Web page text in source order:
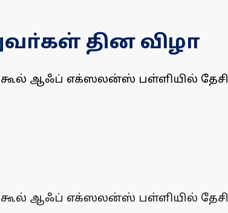
தின விழா
ஆஃப் எக்ஸலன்ஸ் பள்ளியில்
ஆஃப் எக்ஸலன்ஸ் பள்ளியில்